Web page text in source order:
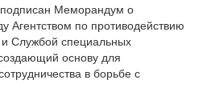
Меморандум о
Агентством по противодействию
и Службой специальных
основу для
в борьбе с